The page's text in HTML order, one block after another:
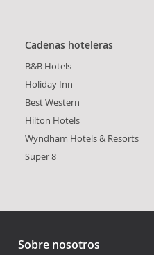
Cadenas hoteleras
B&B Hotels
Holiday Inn
Best Western
Hilton Hotels
Wyndham Hotels & Resorts
Super 8
Sobre nosotros